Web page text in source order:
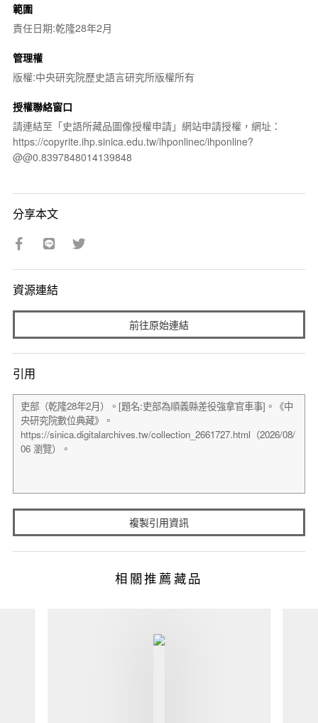
範圍
責任日期:乾隆28年2月
管理權
版權:中央研究院歷史語言研究所版權所有
授權聯絡窗口
請連結至「史語所藏品圖像授權申請」網站申請授權，網址：
https://copyrite.ihp.sinica.edu.tw/ihponlinec/ihponline?
@@0.8397848014139848
分享本文
資源連結
前往原始連結
引用
複製引用資訊
相關推薦藏品